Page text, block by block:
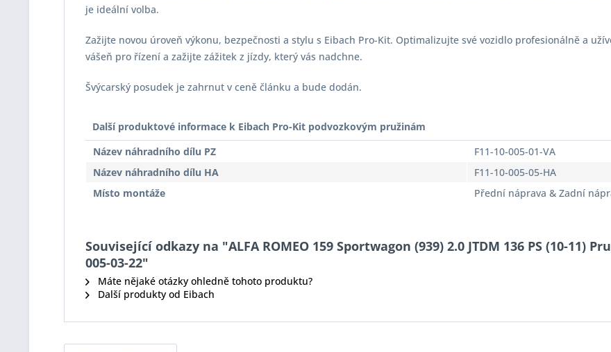
je ideální volba.
Zažijte novou úroveň výkonu, bezpečnosti a stylu s Eibach Pro-Kit. Optimalizujte své vozidlo profesionálně a
vášeň pro řízení a zažijte zážitek z jízdy, který vás nadchne.
Švýcarský posudek je zahrnut v ceně článku a bude dodán.
Další produktové informace k Eibach Pro-Kit podvozkovým pružinám
Název náhradního dílu PZ
F11-10-005-01-VA
Název náhradního dílu HA
F11-10-005-05-HA
Místo montáže
Přední náprava & Zadní
Související odkazy na "ALFA ROMEO 159 Sportwagon (939) 2.0 JTDM 136 PS (10-11)
005-03-22"
Máte nějaké otázky ohledně tohoto produktu?
Další produkty od Eibach